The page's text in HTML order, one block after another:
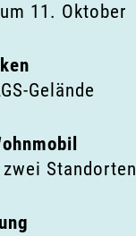
11. Oktober
Gelände
Standorten